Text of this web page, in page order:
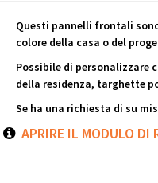
Questi pannelli frontali
colore della casa o del
Possibile di personalizzare
della residenza, targhette
Se ha una richiesta di su
APRIRE IL MODULO DI